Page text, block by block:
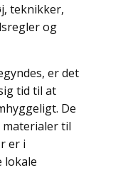
teknikker,
og
er det
tid til at
De
materialer til
er i
lokale